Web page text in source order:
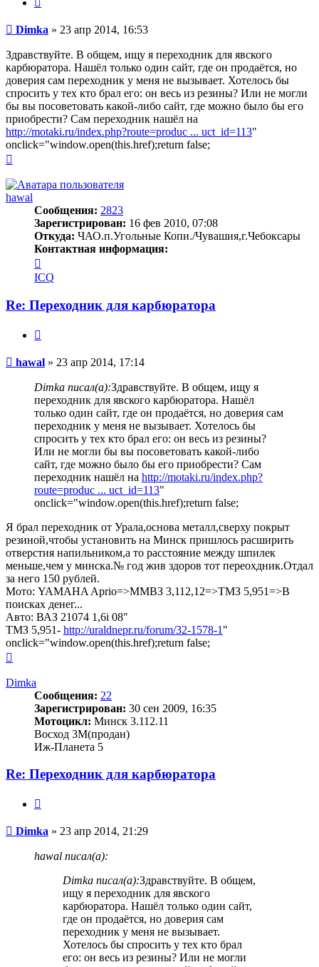
Сообщение
Dimka » 23 апр 2014, 16:53
Здравствуйте. В общем, ищу я переходник для явского
карбюратора. Нашёл только один сайт, где он продаётся, но
доверия сам переходник у меня не вызывает. Хотелось бы
спросить у тех кто брал его: он весь из резины? Или не могли
бы вы посоветовать какой-либо сайт, где можно было бы его
приобрести? Сам переходник нашёл на
http://motaki.ru/index.php?route=produc ... uct_id=113"
onclick="window.open(this.href);return false;
началу
hawal
Сообщения: 2823
Зарегистрирован: 16 фев 2010, 07:08
Откуда: ЧАО.п.Угольные Копи./Чувашия,г.Чебоксары
Контактная информация:
информация
пользователя
ICQ
Re: Переходник для карбюратора
Сообщение
hawal » 23 апр 2014, 17:14
Dimka писал(а):Здравствуйте. В общем, ищу я
переходник для явского карбюратора. Нашёл
только один сайт, где он продаётся, но доверия сам
переходник у меня не вызывает. Хотелось бы
спросить у тех кто брал его: он весь из резины?
Или не могли бы вы посоветовать какой-либо
сайт, где можно было бы его приобрести? Сам
переходник нашёл на http://motaki.ru/index.php?
route=produc ... uct_id=113"
onclick="window.open(this.href);return false;
Я брал переходник от Урала,основа металл,сверху покрыт
резиной,чтобы установить на Минск пришлось расширить
отверстия напильником,а то расстояние между шпилек
меньше,чем у минска.№ год жив здоров тот переохдник.Отдал
за него 150 рублей.
Мото: YAMAHA Aprio=>ММВЗ 3,112,12=>ТМЗ 5,951=>В
поисках денег...
Авто: ВАЗ 21074 1,6i 08"
ТМЗ 5,951- http://uraldnepr.ru/forum/32-1578-1 "
onclick="window.open(this.href);return false;
началу
Dimka
Сообщения: 22
Зарегистрирован: 30 сен 2009, 16:35
Мотоцикл: Минск 3.112.11
Восход 3М(продан)
Иж-Планета 5
Re: Переходник для карбюратора
Сообщение
Dimka » 23 апр 2014, 21:29
hawal писал(а):
Dimka писал(а):Здравствуйте. В общем,
ищу я переходник для явского
карбюратора. Нашёл только один сайт,
где он продаётся, но доверия сам
переходник у меня не вызывает.
Хотелось бы спросить у тех кто брал
его: он весь из резины? Или не могли